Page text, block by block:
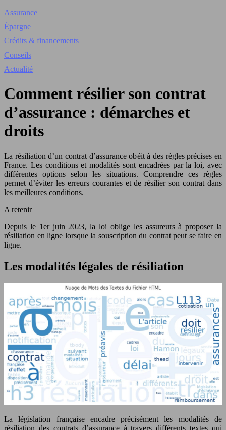
Assurance
Épargne
Crédits & financements
Conseils
Actualité
Comment résilier son contrat
d’assurance : démarches et
droits
La résiliation d’un contrat d’assurance obéit à des règles précises en
France. Les conditions et modalités sont encadrées par la loi, avec
différentes options selon les situations. Comprendre ces règles
permet d’éviter les erreurs courantes et de résilier son contrat dans
les meilleures conditions.
A retenir
Depuis le 1er juin 2023, la loi oblige les assureurs à proposer la
résiliation en ligne lorsque la souscription du contrat peut se faire en
ligne.
Les modalités légales de résiliation
La législation française encadre précisément les modalités de
résiliation des contrats d’assurance à travers différents textes qui